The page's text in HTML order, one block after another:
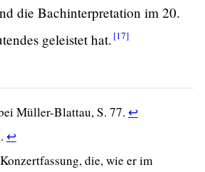
die Bachinterpretation im 20.
geleistethat. [17]
Müller-Blattau, S. 77. ↩Return
15
↩Return
die, wie er im